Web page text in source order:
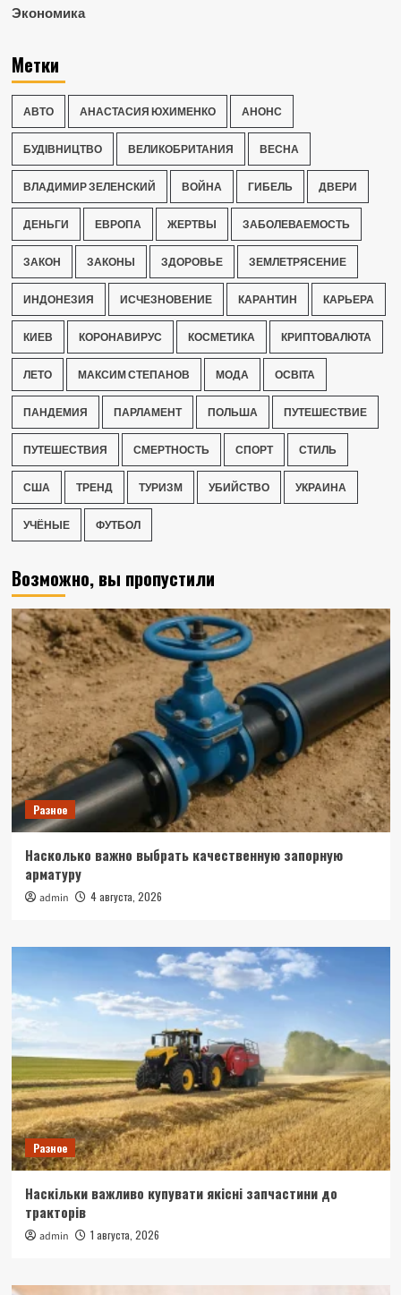
Экономика
Метки
АВТО АНАСТАСИЯ ЮХИМЕНКО АНОНС
БУДІВНИЦТВО ВЕЛИКОБРИТАНИЯ ВЕСНА
ВЛАДИМИР ЗЕЛЕНСКИЙ ВОЙНА ГИБЕЛЬ ДВЕРИ
ДЕНЬГИ ЕВРОПА ЖЕРТВЫ ЗАБОЛЕВАЕМОСТЬ
ЗАКОН ЗАКОНЫ ЗДОРОВЬЕ ЗЕМЛЕТРЯСЕНИЕ
ИНДОНЕЗИЯ ИСЧЕЗНОВЕНИЕ КАРАНТИН КАРЬЕРА
КИЕВ КОРОНАВИРУС КОСМЕТИКА КРИПТОВАЛЮТА
ЛЕТО МАКСИМ СТЕПАНОВ МОДА ОСВІТА
ПАНДЕМИЯ ПАРЛАМЕНТ ПОЛЬША ПУТЕШЕСТВИЕ
ПУТЕШЕСТВИЯ СМЕРТНОСТЬ СПОРТ СТИЛЬ
США ТРЕНД ТУРИЗМ УБИЙСТВО УКРАИНА
УЧЁНЫЕ ФУТБОЛ
Возможно, вы пропустили
Разное
Насколько важно выбрать качественную запорную
арматуру
admin 4 августа, 2026
Разное
Наскільки важливо купувати якісні запчастини до
тракторів
admin 1 августа, 2026